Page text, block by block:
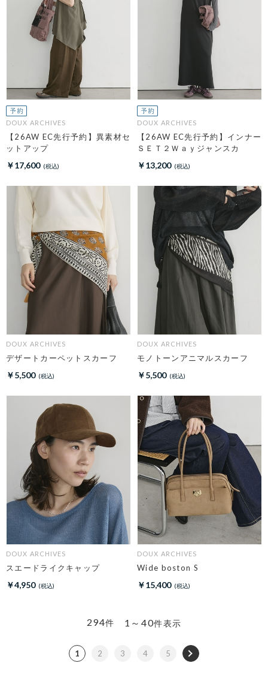
DOUX ARCHIVES
【26AW EC先行予約】異素材セ
ットアップ
￥17,600
DOUX ARCHIVES
【26AW EC先行予約】インナー
ＳＥＴ２Ｗａｙジャンスカ
￥13,200
DOUX ARCHIVES
デザートカーペットスカーフ
￥5,500
DOUX ARCHIVES
モノトーンアニマルスカーフ
￥5,500
DOUX ARCHIVES
スエードライクキャップ
￥4,950
DOUX ARCHIVES
Wide boston S
￥15,400
1～40件表示
294件
1 2 3 4 5